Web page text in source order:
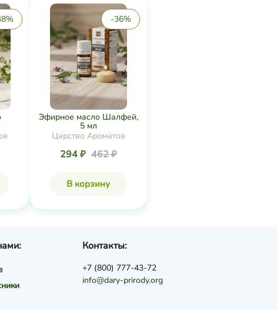
-36%
Эфирное масло Шалфей,
5 мл
Царство Ароматов
294 ₽ 462 ₽
В корзину
Контакты:
+7 (800) 777-43-72
info@dary-prirody.org